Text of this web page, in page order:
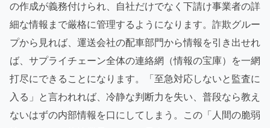
の作成が義務付けられ、自社だけでなく下請け事業者の詳
細な情報まで厳格に管理するようになります。詐欺グルー
プから見れば、運送会社の配車部門から情報を引き出せれ
ば、サプライチェーン全体の連絡網（情報の宝庫）を一網
打尽にできることになります。「至急対応しないと監査に
入る」と言われれば、冷静な判断力を失い、普段なら教え
ないはずの内部情報を口にしてしまう。この「人間の脆弱